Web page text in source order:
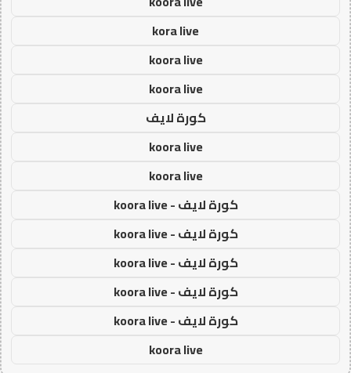
kora live
koora live
koora live
كورة لايف
koora live
koora live
كورة لايف - koora live
كورة لايف - koora live
كورة لايف - koora live
كورة لايف - koora live
كورة لايف - koora live
koora live